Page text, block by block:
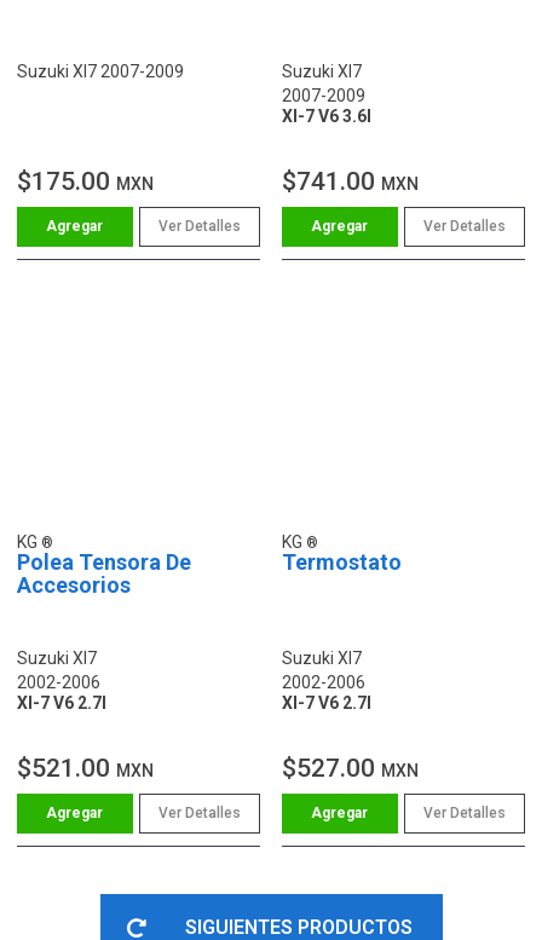
Suzuki Xl7 2007-2009
$175.00 MXN
Ver Detalles
Suzuki Xl7
2007-2009
Xl-7 V6 3.6l
$741.00 MXN
Ver Detalles
KG
Polea Tensora De
Accesorios
Suzuki Xl7
2002-2006
Xl-7 V6 2.7l
$521.00 MXN
Ver Detalles
KG
Termostato
Suzuki Xl7
2002-2006
Xl-7 V6 2.7l
$527.00 MXN
Ver Detalles
SIGUIENTES PRODUCTOS